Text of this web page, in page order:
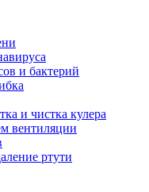
и бактерий
и чистка кулера
вентиляции
ртути